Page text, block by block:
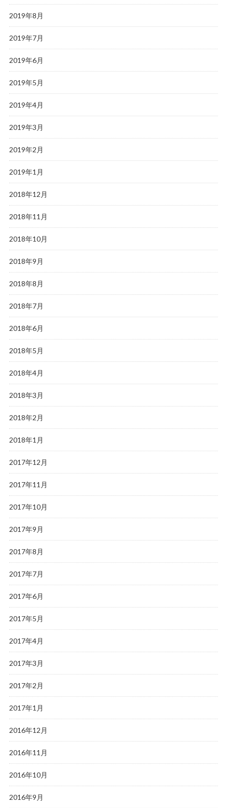
2019年8月
2019年7月
2019年6月
2019年5月
2019年4月
2019年3月
2019年2月
2019年1月
2018年12月
2018年11月
2018年10月
2018年9月
2018年8月
2018年7月
2018年6月
2018年5月
2018年4月
2018年3月
2018年2月
2018年1月
2017年12月
2017年11月
2017年10月
2017年9月
2017年8月
2017年7月
2017年6月
2017年5月
2017年4月
2017年3月
2017年2月
2017年1月
2016年12月
2016年11月
2016年10月
2016年9月